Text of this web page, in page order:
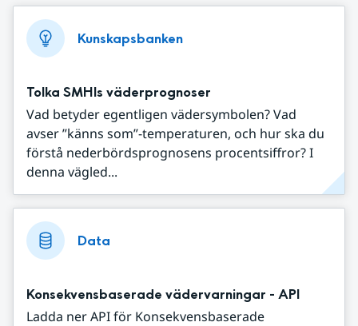
Kunskapsbanken
Tolka SMHIs väderprognoser
Vad betyder egentligen vädersymbolen? Vad
avser ”känns som”-temperaturen, och hur ska du
förstå nederbördsprognosens procentsiffror? I
denna vägled...
Data
Konsekvensbaserade vädervarningar - API
Ladda ner API för Konsekvensbaserade